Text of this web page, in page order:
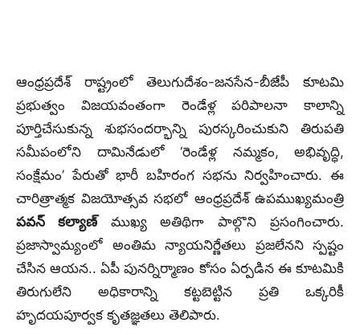
ఆంధ్రప్రదేశ్ రాష్ట్రంలో తెలుగుదేశం-జనసేన-బీజేపీ కూటమి
ప్రభుత్వం విజయవంతంగా రెండేళ్ల పరిపాలనా కాలాన్ని
పూర్తిచేసుకున్న శుభసందర్భాన్ని పురస్కరించుకుని తిరుపతి
సమీపంలోని దామినేడులో ‘రెండేళ్ల నమ్మకం, అభివృద్ధి,
సంక్షేమం’ పేరుతో భారీ బహిరంగ సభను నిర్వహించారు. ఈ
చారిత్రాత్మక విజయోత్సవ సభలో ఆంధ్రప్రదేశ్ ఉపముఖ్యమంత్రి
పవన్ కల్యాణ్ముఖ్య అతిథిగా పాల్గొని ప్రసంగించారు.
ప్రజాస్వామ్యంలో అంతిమ న్యాయనిర్ణేతలు ప్రజలేనని స్పష్టం
చేసిన ఆయన.. ఏపీ పునర్నిర్మాణం కోసం ఏర్పడిన ఈ కూటమికి
తిరుగులేని అధికారాన్ని కట్టబెట్టిన ప్రతి ఒక్కరికీ
హృదయపూర్వక కృతజ్ఞతలు తెలిపారు.